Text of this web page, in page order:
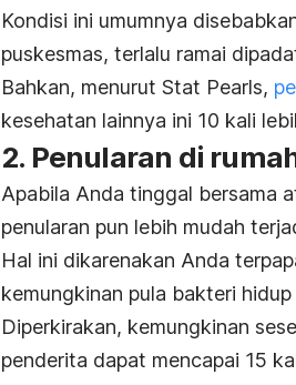
Kondisi ini umumnya
puskesmas, terlalu ramai
Bahkan, menurut Stat Pearls,
kesehatan lainnya ini 10 kali
2. Penularan di
Apabila Anda tinggal bersama
penularan pun lebih mudah
Hal ini dikarenakan Anda
kemungkinan pula bakteri
Diperkirakan, kemungkinan
penderita dapat mencapai 15